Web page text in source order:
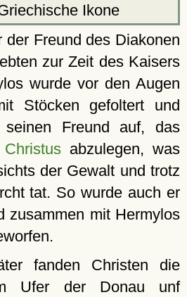
Ikone
der Freund des Diakonen
zur Zeit des Kaisers
wurde vor den Augen
Stöcken gefoltert und
seinen Freund auf, das
Christus abzulegen, was
der Gewalt und trotz
tat. So wurde auch er
zusammen mit Hermylos
fanden Christen die
Ufer der Donau unf